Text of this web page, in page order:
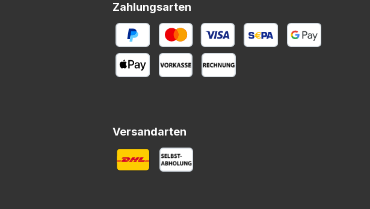
Zahlungsarten
Versandarten